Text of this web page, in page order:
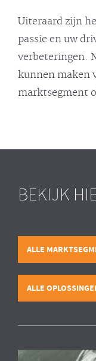
Uiteraard zijn
passie en uw
verbeteringen.
kunnen maken
marktsegment
BEKIJK
ALLE
ALLE